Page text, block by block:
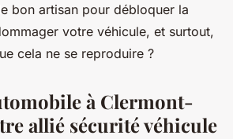
bon artisan pour débloquer la
votre véhicule, et surtout,
cela ne se reproduire ?
à Clermont-
allié sécurité véhicule